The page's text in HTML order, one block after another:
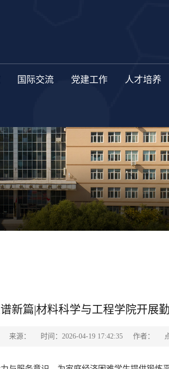
国际交流 党建工作 人才培养
新篇|材料科学与工程学院开展
来源： 时间：2026-04-19 17:42:35 作者：